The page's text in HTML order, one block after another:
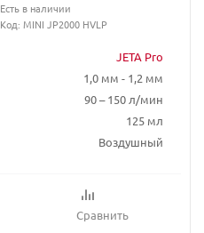
JETA Pro
1,0 мм - 1,2 мм
90 – 150 л/мин
125 мл
Воздушный
Сравнить
Есть в наличии
Код: MINI JP2000 HVLP